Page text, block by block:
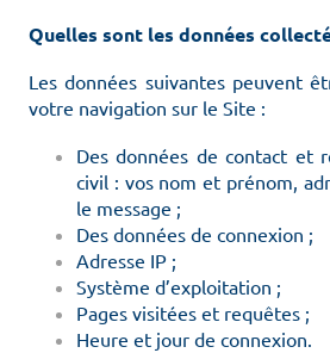
Quelles sont les données
Les données suivantes peuvent
votre navigation sur le Site :
Des données de contact et
civil : vos nom et prénom,
le message ;
Des données de connexion ;
Adresse IP ;
Système d’exploitation ;
Pages visitées et requêtes ;
Heure et jour de connexion.